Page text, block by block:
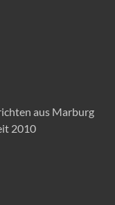
aus Marburg
2010